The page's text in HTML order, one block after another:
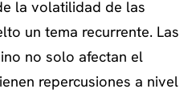
la volatilidad de las
un tema recurrente. Las
no solo afectan el
repercusiones a nivel